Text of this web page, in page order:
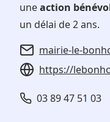
uneaction
un délai de 2 ans.
mairie-le-
https://
03 89 47 51 03